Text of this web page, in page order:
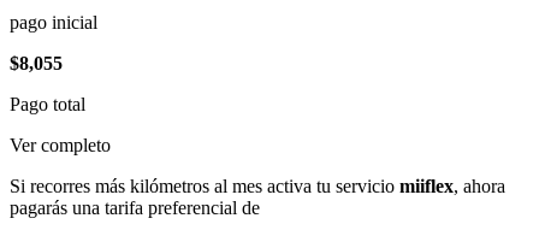
pago inicial
$8,055
Pago total
Ver completo
Si recorres más kilómetros al mes activa tu servicio miiflex, ahora
pagarás una tarifa preferencial de